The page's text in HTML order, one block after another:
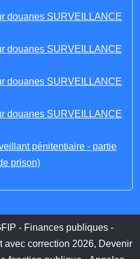
douanes SURVEILLANCE
douanes SURVEILLANCE
douanes SURVEILLANCE
douanes SURVEILLANCE
pénitentiaire - partie
prison)
- Finances publiques -
avec correction 2026, Devenir